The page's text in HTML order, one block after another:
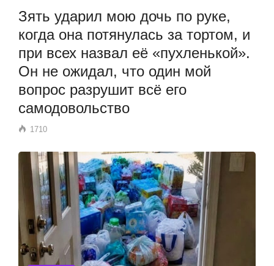
Зять ударил мою дочь по руке,
когда она потянулась за тортом, и
при всех назвал её «пухленькой».
Он не ожидал, что один мой
вопрос разрушит всё его
самодовольство
1710